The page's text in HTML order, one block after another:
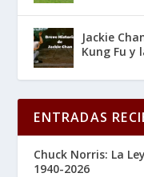
Jackie
Kung Fu y
ENTRADAS
Chuck Norris: La
1940-2026